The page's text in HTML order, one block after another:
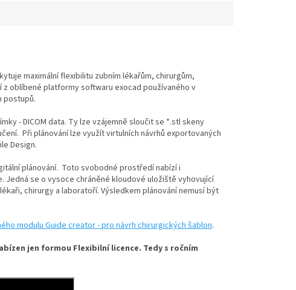
maximální flexibilitu zubním lékařům, chirurgům,
oblíbené platformy softwaru exocad používaného v
postupů.
- DICOM data. Ty lze vzájemně sloučit se *.stl skeny
Při plánování lze využít virtulních návrhů exportovaných
Design.
plánování. Toto svobodné prostředí nabízí i
Jedná se o vysoce chráněné kloudové uložiště vyhovující
chirurgy a laboratoří. Výsledkem plánování nemusí být
modulu Guide creator - pro návrh chirurgických šablon.
jen formou Flexibilní licence. Tedy s ročním